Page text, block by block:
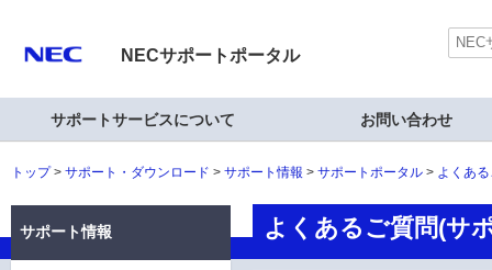
NECサポートポータル
サポートサービスについて お問い合わせ
トップ サポート・ダウンロード サポート情報 サポートポータル よくあ
よくあるご質問(サ
サポート情報